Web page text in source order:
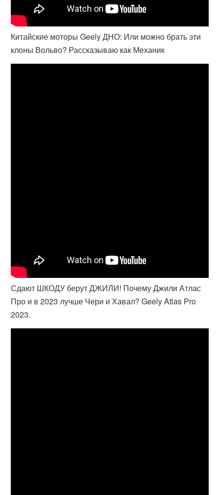
Китайские моторы Geely ДНО: Или можно брать эти
клоны Вольво? Рассказываю как Механик
Сдают ШКОДУ берут ДЖИЛИ! Почему Джили Атлас
Про и в 2023 лучше Чери и Хавал? Geely Atlas Pro
2023.